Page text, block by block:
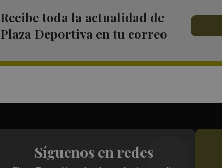
Recibe toda la actualidad de
Plaza Deportiva en tu correo
Síguenos en redes